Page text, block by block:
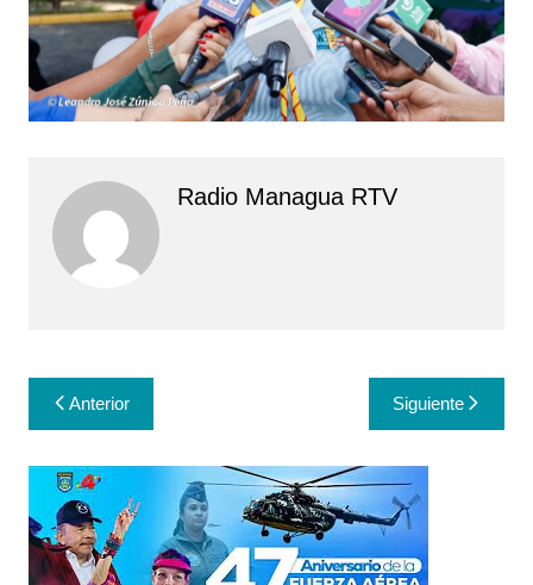
Radio Managua RTV
Navegación
de
entradas
Anterior Siguiente